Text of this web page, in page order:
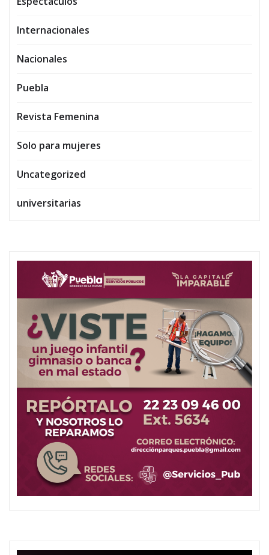
Internacionales
Nacionales
Puebla
Revista Femenina
Solo para mujeres
Uncategorized
universitarias